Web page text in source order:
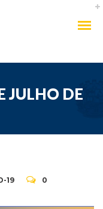
JULHO DE
19 0